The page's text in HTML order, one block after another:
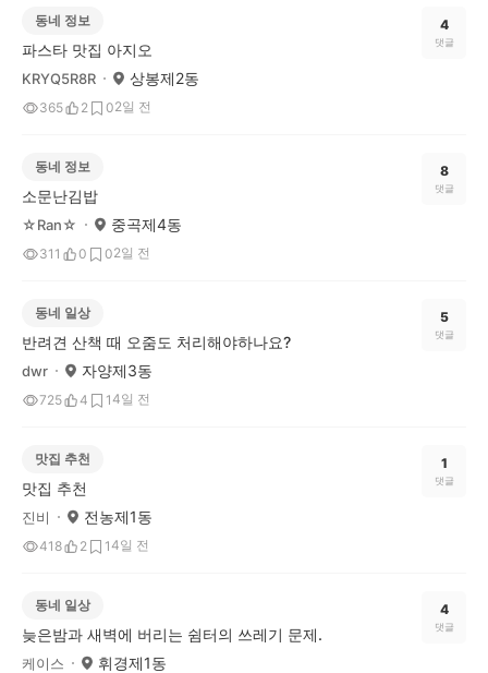
동네 정보
파스타 맛집 아지오
KRYQ5R8R 상봉제2동
365 2 02일 전
4
댓글
동네 정보
소문난김밥
☆Ran☆ 중곡제4동
311 0 02일 전
8
댓글
동네 일상
반려견 산책 때 오줌도 처리해야하나요?
dwr 자양제3동
725 4 14일 전
5
댓글
맛집 추천
맛집 추천
진비 전농제1동
418 2 14일 전
1
댓글
동네 일상
늦은밤과 새벽에 버리는 쉼터의 쓰레기 문제.
케이스 휘경제1동
4
댓글